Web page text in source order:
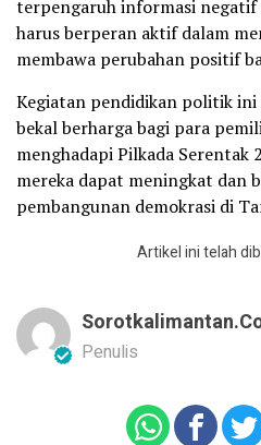
terpengaruh informasi negatif
harus berperan aktif dalam
membawa perubahan positif
Kegiatan pendidikan politik
bekal berharga bagi para
menghadapi Pilkada Serentak
mereka dapat meningkat dan
pembangunan demokrasi di
Artikel ini telah
Penulis